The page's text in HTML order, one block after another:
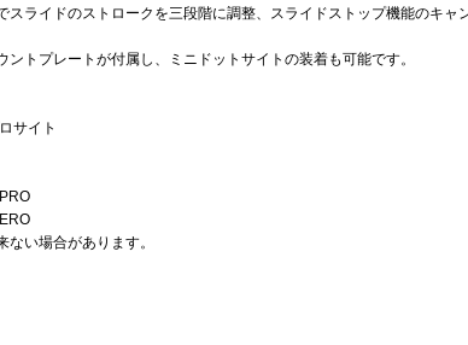
スライドのストロークを三段階に調整、スライドストップ機能のキャ
ントプレートが付属し、ミニドットサイトの装着も可能です。
サイト
い場合があります。